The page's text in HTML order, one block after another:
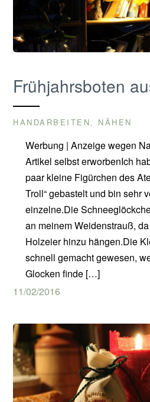
Frühjahrsboten
HANDARBEITEN NÄHEN
Werbung | Anzeige wegen
Artikel selbst erworbenIch
paar kleine Figürchen des
Troll“ gebastelt und bin sehr
einzelne.Die
an meinem Weidenstrauß,
Holzeier hinzu hängen.Die
schnell gemacht gewesen,
Glocken finde […]
11/02/2016